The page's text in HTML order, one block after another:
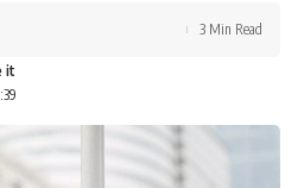
3 Min Read